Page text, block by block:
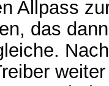
Allpass
das